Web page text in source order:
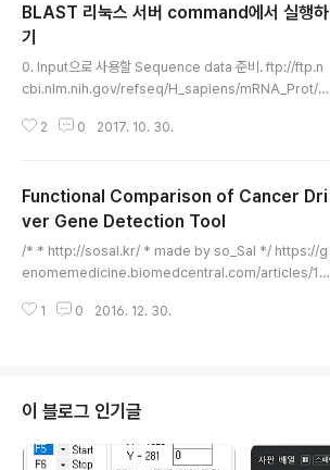
BLAST 리눅스 서버 command에서 실행하
기
0. Input으로 사용할 Sequence data 준비. ftp://ftp.n
cbi.nlm.nih.gov/refseq/H_sapiens/mRNA_Prot/에
합쳐서 sequences.faa 라는 파일로 완성.. # head se
bles/blast+/LATEST/ NCBI에서, 소프트웨어 다운로
드란에 들어가서 BLAST를 다운받는다. 2. wget으로 위
p.ncbi.nlm.nih.gov/blast/exe..
2 0 2017. 10. 30.
Functional Comparison of Cancer Dri
ver Gene Detection Tool
/* * http://sosal.kr/ * made by so_Sal */ https://g
enomemedicine.biomedcentral.com/articles/10.
org에 이미 올라온 논문이지만, 최근 publish 되어 다시
1 0 2016. 12. 30.
이 블로그 인기글